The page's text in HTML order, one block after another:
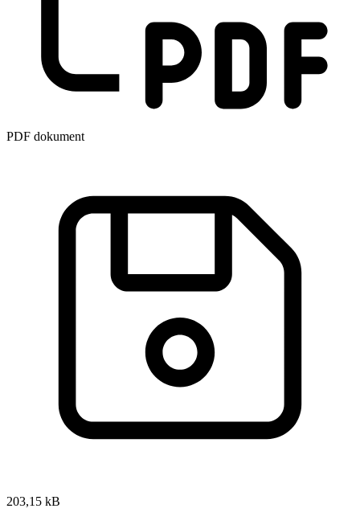
PDF dokument
203,15 kB